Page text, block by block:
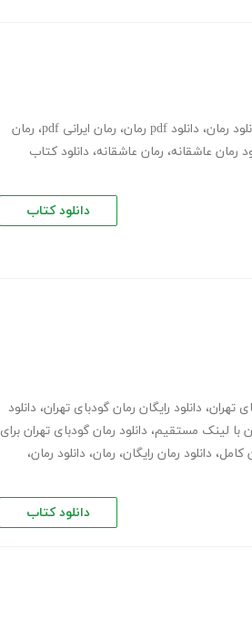
رمان، دانلود pdf رمان ، رمان ایرانی pdf ، رمان
رمان عاشقانه، رمان عاشقانه، دانلود کتاب
دانلود کتاب
تهران، دانلود رایگان رمان گودبای تهران، دانلود
با لینک مستقیم، دانلود رمان گودبای تهران برای
، دانلود رمان رایگان، رمان، دانلود رمان،
دانلود کتاب